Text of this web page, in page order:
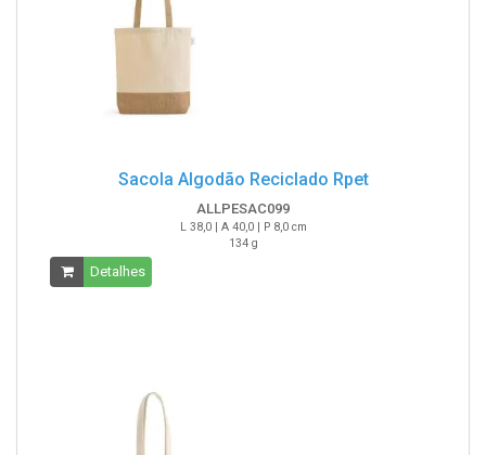
Sacola Algodão Reciclado Rpet
ALLPESAC099
L 38,0 | A 40,0 | P 8,0 cm
134 g
Detalhes